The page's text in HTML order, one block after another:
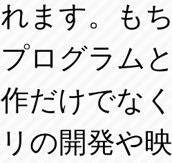
れます。も
プログラム
作だけでな
リの開発や